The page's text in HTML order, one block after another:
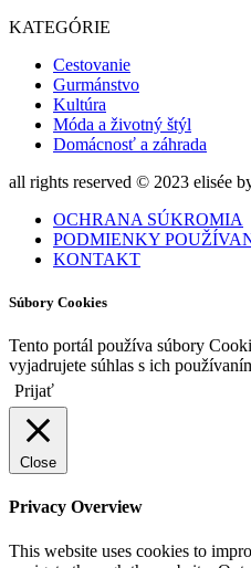
KATEGÓRIE
Cestovanie
Gurmánstvo
Kultúra
Móda a životný štýl
Domácnosť a záhrada
all rights reserved © 2023 elisée
OCHRANA SÚKROMIA
PODMIENKY
KONTAKT
Súbory Cookies
Tento portál používa súbory
vyjadrujete súhlas s ich
Prijať
Close
Privacy Overview
This website uses cookies to